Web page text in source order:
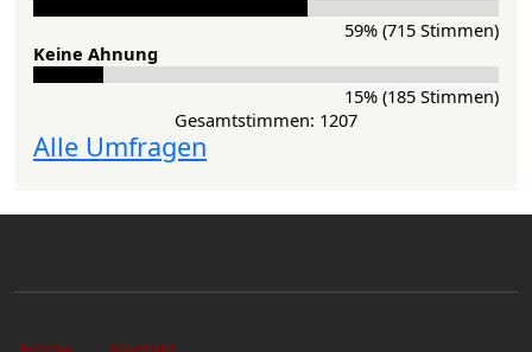
59% (715 Stimmen)
Keine Ahnung
15% (185 Stimmen)
Gesamtstimmen: 1207
Alle Umfragen
Sekundärlinks